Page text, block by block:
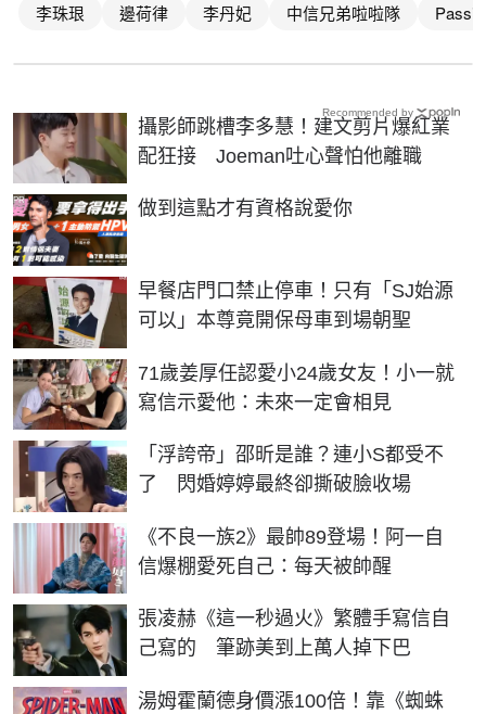
李珠珢 邊荷律 李丹妃 中信兄弟啦啦隊
攝影師跳槽李多慧！建文剪片爆紅業
配狂接 Joeman吐心聲怕他離職
做到這點才有資格說愛你
PR
早餐店門口禁止停車！只有「SJ始源
可以」本尊竟開保母車到場朝聖
71歲姜厚任認愛小24歲女友！小一就
寫信示愛他：未來一定會相見
「浮誇帝」邵昕是誰？連小S都受不
了 閃婚婷婷最終卻撕破臉收場
《不良一族2》最帥89登場！阿一自
信爆棚愛死自己：每天被帥醒
張凌赫《這一秒過火》繁體手寫信自
己寫的 筆跡美到上萬人掉下巴
湯姆霍蘭德身價漲100倍！靠《蜘蛛
Recommended by